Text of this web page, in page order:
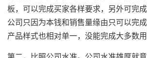
板，可以完成买家各样要求，另外可完
公司只因为本钱和销售量缘由只可以完
产品样式也相对单一，没能完成大多数